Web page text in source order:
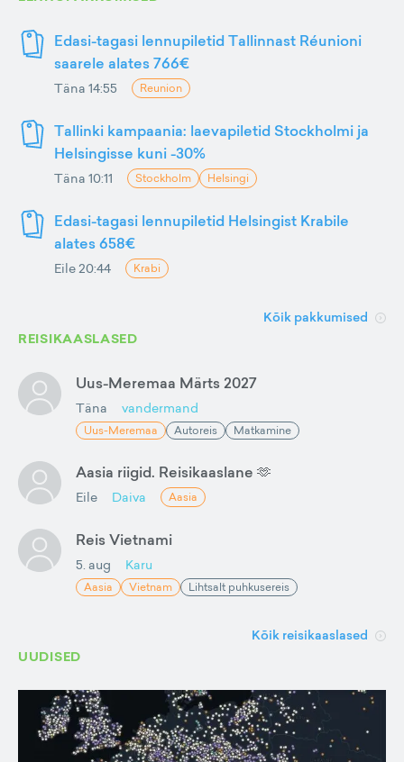
Edasi-tagasi lennupiletid Tallinnast Réunioni
saarele alates 766€
Täna 14:55 Reunion
Tallinki kampaania: laevapiletid Stockholmi ja
Helsingisse kuni -30%
Täna 10:11 Stockholm Helsingi
Edasi-tagasi lennupiletid Helsingist Krabile
alates 658€
Eile 20:44 Krabi
Kõik pakkumised
REISIKAASLASED
Uus-Meremaa Märts 2027
Täna vandermand
Uus-Meremaa Autoreis Matkamine
Aasia riigid. Reisikaaslane 🫶
Eile Daiva Aasia
Reis Vietnami
5. aug Karu
Aasia Vietnam Lihtsalt puhkusereis
Kõik reisikaaslased
UUDISED